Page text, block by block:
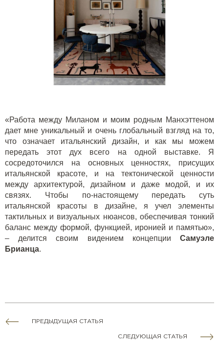
«Работа между Миланом и моим родным Манхэттеном
дает мне уникальный и очень глобальный взгляд на то,
что означает итальянский дизайн, и как мы можем
передать этот дух всего на одной выставке. Я
сосредоточился на основных ценностях, присущих
итальянской красоте, и на тектонической ценности
между архитектурой, дизайном и даже модой, и их
связях. Чтобы по-настоящему передать суть
итальянской красоты в дизайне, я учел элементы
тактильных и визуальных нюансов, обеспечивая тонкий
баланс между формой, функцией, иронией и памятью»,
– делится своим видением концепции Самуэле
Брианца.
ПРЕДЫДУЩАЯ СТАТЬЯ
СЛЕДУЮЩАЯ СТАТЬЯ